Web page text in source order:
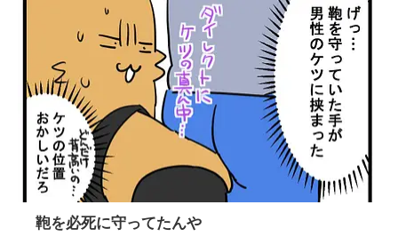
鞄を必死に守ってたんや